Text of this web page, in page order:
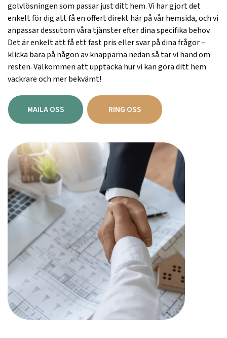
golvlösningen som passar just ditt hem. Vi har gjort det
enkelt för dig att få en offert direkt här på vår hemsida, och vi
anpassar dessutom våra tjänster efter dina specifika behov.
Det är enkelt att få ett fast pris eller svar på dina frågor –
klicka bara på någon av knapparna nedan så tar vi hand om
resten. Välkommen att upptäcka hur vi kan göra ditt hem
vackrare och mer bekvämt!
MAILA OSS RING OSS